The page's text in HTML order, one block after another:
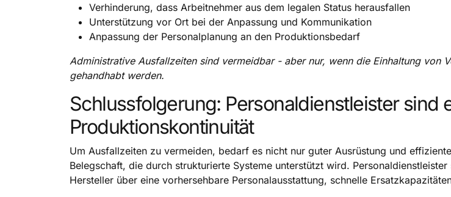
Verhinderung, dass Arbeitnehmer aus dem legalen Status herausfallen
Unterstützung vor Ort bei der Anpassung und Kommunikation
Anpassung der Personalplanung an den Produktionsbedarf
Administrative Ausfallzeiten sind vermeidbar - aber nur, wenn die Einhaltung von
gehandhabt werden.
Schlussfolgerung: Personaldienstleister sind
Produktionskontinuität
Um Ausfallzeiten zu vermeiden, bedarf es nicht nur guter Ausrüstung und
Belegschaft, die durch strukturierte Systeme unterstützt wird.
Hersteller über eine vorhersehbare Personalausstattung, schnelle